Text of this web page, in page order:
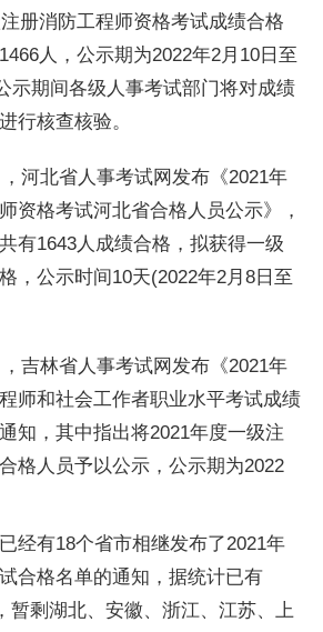
册消防工程师资格考试成绩合格
人，公示期为2022年2月10日至
示期间各级人事考试部门将对成绩
行核查核验。
河北省人事考试网发布《2021年
资格考试河北省合格人员公示》，
有1643人成绩合格，拟获得一级
，公示时间10天(2022年2月8日至
吉林省人事考试网发布《2021年
师和社会工作者职业水平考试成绩
知，其中指出将2021年度一级注
格人员予以公示，公示期为2022
经有18个省市相继发布了2021年
合格名单的通知，据统计已有
暂剩湖北、安徽、浙江、江苏、上